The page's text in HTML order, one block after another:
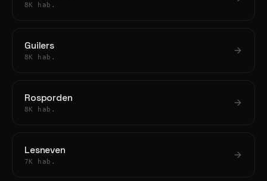
8K hab.
Guilers
8K hab.
Rosporden
8K hab.
Lesneven
7K hab.